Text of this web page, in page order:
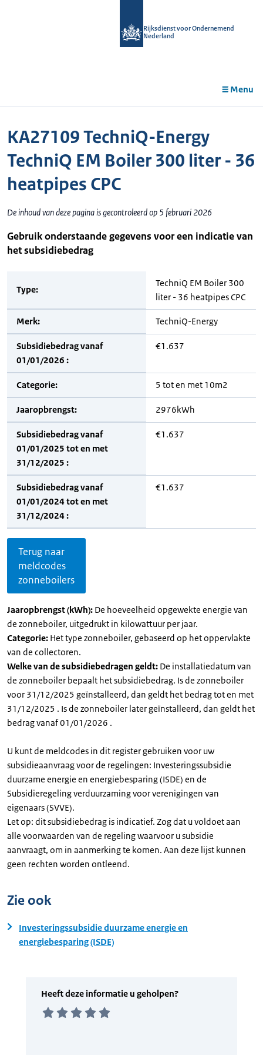
Rijksdienst voor Ondernemend
Nederland
Menu
KA27109 TechniQ-Energy
TechniQ EM Boiler 300 liter - 36
heatpipes CPC
De inhoud van deze pagina is gecontroleerd op 5 februari 2026
Gebruik onderstaande gegevens voor een indicatie van
het subsidiebedrag
Type:
TechniQ EM Boiler 300
liter - 36 heatpipes CPC
Merk: TechniQ-Energy
Subsidiebedrag vanaf
01/01/2026 :
€1.637
Categorie: 5 tot en met 10m2
Jaaropbrengst: 2976kWh
Subsidiebedrag vanaf
01/01/2025 tot en met
31/12/2025 :
€1.637
Subsidiebedrag vanaf
01/01/2024 tot en met
31/12/2024 :
€1.637
Terug naar
meldcodes
zonneboilers
Jaaropbrengst (kWh): De hoeveelheid opgewekte energie van
de zonneboiler, uitgedrukt in kilowattuur per jaar.
Categorie: Het type zonneboiler, gebaseerd op het oppervlakte
van de collectoren.
Welke van de subsidiebedragen geldt: De installatiedatum van
de zonneboiler bepaalt het subsidiebedrag. Is de zonneboiler
voor 31/12/2025 geïnstalleerd, dan geldt het bedrag tot en met
31/12/2025 . Is de zonneboiler later geïnstalleerd, dan geldt het
bedrag vanaf 01/01/2026 .
U kunt de meldcodes in dit register gebruiken voor uw
subsidieaanvraag voor de regelingen: Investeringssubsidie
duurzame energie en energiebesparing (ISDE) en de
Subsidieregeling verduurzaming voor verenigingen van
eigenaars (SVVE).
Let op: dit subsidiebedrag is indicatief. Zog dat u voldoet aan
alle voorwaarden van de regeling waarvoor u subsidie
aanvraagt, om in aanmerking te komen. Aan deze lijst kunnen
geen rechten worden ontleend.
Zie ook
Investeringssubsidie duurzame energie en
energiebesparing (ISDE)